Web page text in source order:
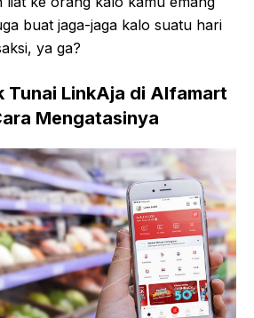
buat jaga-jaga kalo suatu hari
ya ga?
Tunai LinkAja di Alfamart
Mengatasinya